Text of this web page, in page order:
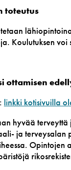
toteutus
Koulutuksen voi
ottamisen
linkki kotisivuilla
hyvää terveyttä
ja